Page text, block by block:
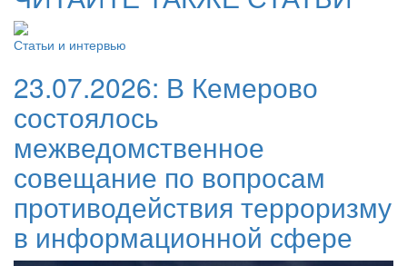
Статьи и интервью
23.07.2026: В Кемерово
состоялось
межведомственное
совещание по вопросам
противодействия терроризму
в информационной сфере